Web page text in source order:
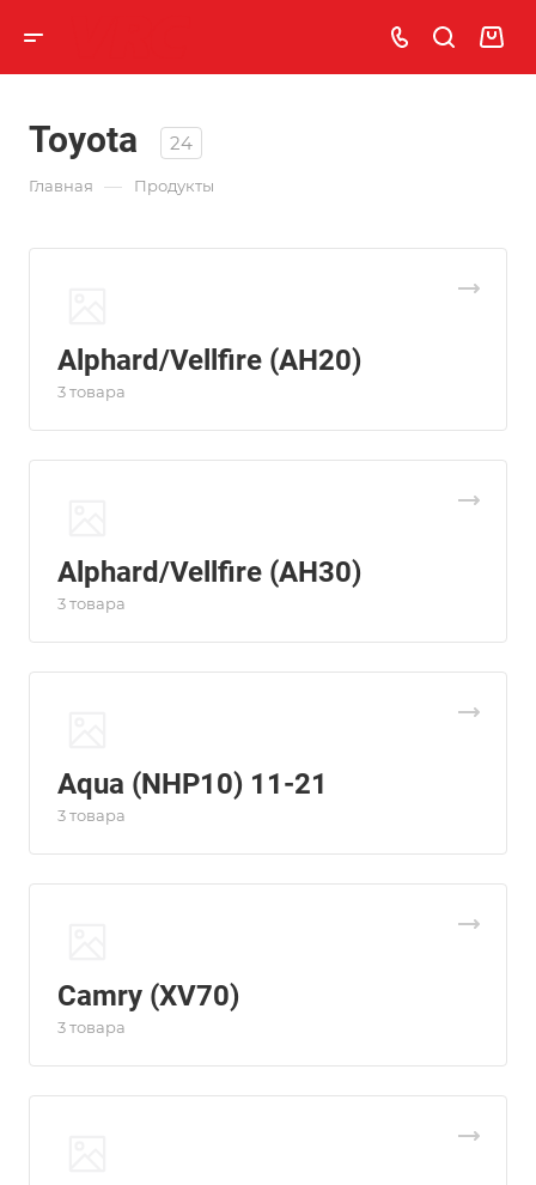
Toyota 24
Главная — Продукты
Alphard/Vellfire (AH20)
3 товара
Alphard/Vellfire (AH30)
3 товара
Aqua (NHP10) 11-21
3 товара
Camry (XV70)
3 товара